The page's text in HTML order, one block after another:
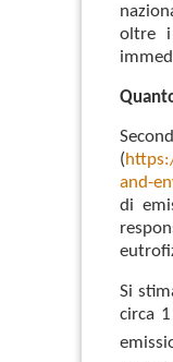
oltre i
(
and-
di
Si
circa